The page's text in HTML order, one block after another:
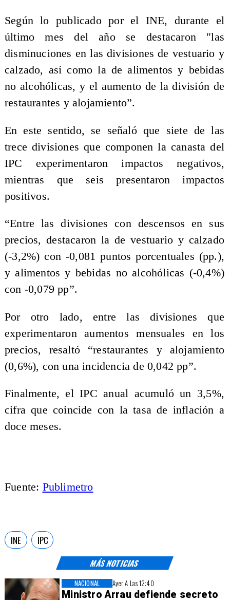
MÁS NOTICIAS
Ayer A Las 12:40
Ministro Arrau defiende secreto
NACIONAL
Según lo publicado por el INE, durante el
último mes del año se destacaron "las
disminuciones en las divisiones de vestuario y
calzado, así como la de alimentos y bebidas
no alcohólicas, y el aumento de la división de
restaurantes y alojamiento”.
En este sentido, se señaló que siete de las
trece divisiones que componen la canasta del
IPC experimentaron impactos negativos,
mientras que seis presentaron impactos
positivos.
“Entre las divisiones con descensos en sus
precios, destacaron la de vestuario y calzado
(-3,2%) con -0,081 puntos porcentuales (pp.),
y alimentos y bebidas no alcohólicas (-0,4%)
con -0,079 pp”.
Por otro lado, entre las divisiones que
experimentaron aumentos mensuales en los
precios, resaltó “restaurantes y alojamiento
(0,6%), con una incidencia de 0,042 pp”.
Finalmente, el IPC anual acumuló un 3,5%,
cifra que coincide con la tasa de inflación a
doce meses.
Fuente: Publimetro
INE IPC